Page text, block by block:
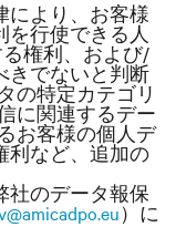
により、お客様
を行使できる人
権利、および/
きでないと判断
の特定カテゴリ
に関連するデー
お客様の個人デ
利など、追加の
社のデータ報保
）に